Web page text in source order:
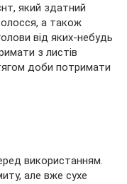
який здатний
а також
від яких-небудь
з листів
доби потримати
використанням.
але вже сухе